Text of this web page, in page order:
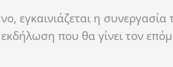
εγκαινιάζεται η
που θα γίνει τον